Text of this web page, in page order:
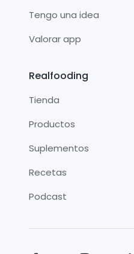
Tengo una idea
Valorar app
Realfooding
Tienda
Productos
Suplementos
Recetas
Podcast